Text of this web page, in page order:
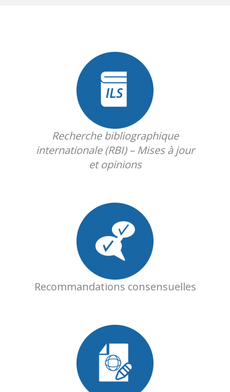
Recherche bibliographique
internationale (RBI) – Mises à jour
et opinions
Recommandations consensuelles